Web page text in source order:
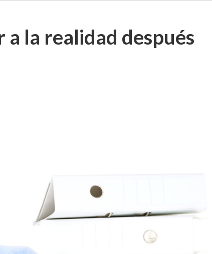
a la realidad después